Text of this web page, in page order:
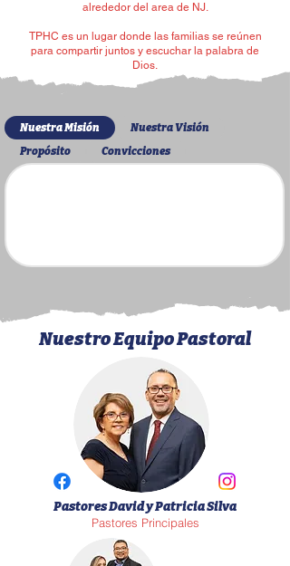
alrededor del area de NJ.
TPHC es un lugar donde las familias se reúnen
para compartir juntos y escuchar la palabra de
Dios.
Nuestra Misión
Nuestra Visión
Propósito
Convicciones
Nuestro Equipo Pastoral
Pastores David y Patricia Silva
Pastores Principales